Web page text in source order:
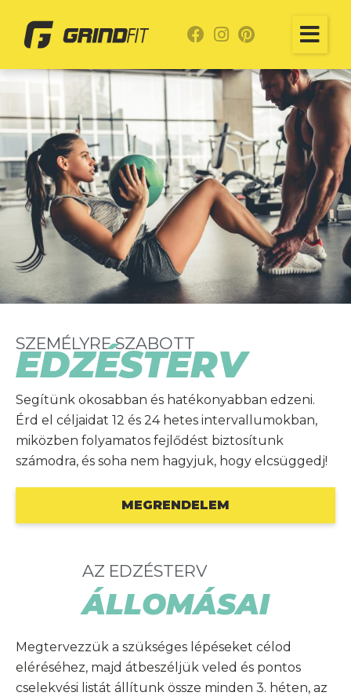
SZEMÉLYRE SZABOTT
EDZÉSTERV
Segítünk okosabban és hatékonyabban edzeni.
Érd el céljaidat 12 és 24 hetes intervallumokban,
miközben folyamatos fejlődést biztosítunk
számodra, és soha nem hagyjuk, hogy elcsüggedj!
MEGRENDELEM
AZ EDZÉSTERV
ÁLLOMÁSAI
Megtervezzük a szükséges lépéseket célod
eléréséhez, majd átbeszéljük veled és pontos
cselekvési listát állítunk össze minden 3. héten, az